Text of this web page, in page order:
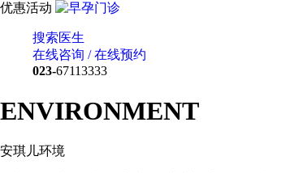
优惠活动
搜索医生
在线咨询 / 在线预约
023-67113333
ENVIRONMENT
安琪儿环境